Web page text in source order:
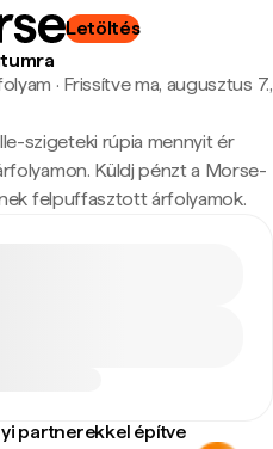
Letöltés
· Frissítve ma, augusztus 7.,
szigeteki rúpia mennyit ér
Küldj pénzt a Morse-
felpuffasztott árfolyamok.
partnerekkel építve